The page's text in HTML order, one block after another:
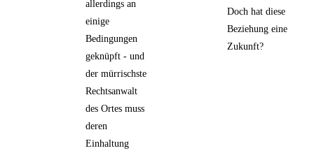
allerdings an
einige
Bedingungen
geknüpft - und
der mürrischste
Rechtsanwalt
des Ortes muss
deren
Einhaltung
Doch hat diese
Beziehung eine
Zukunft?